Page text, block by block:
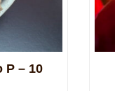
P – 10